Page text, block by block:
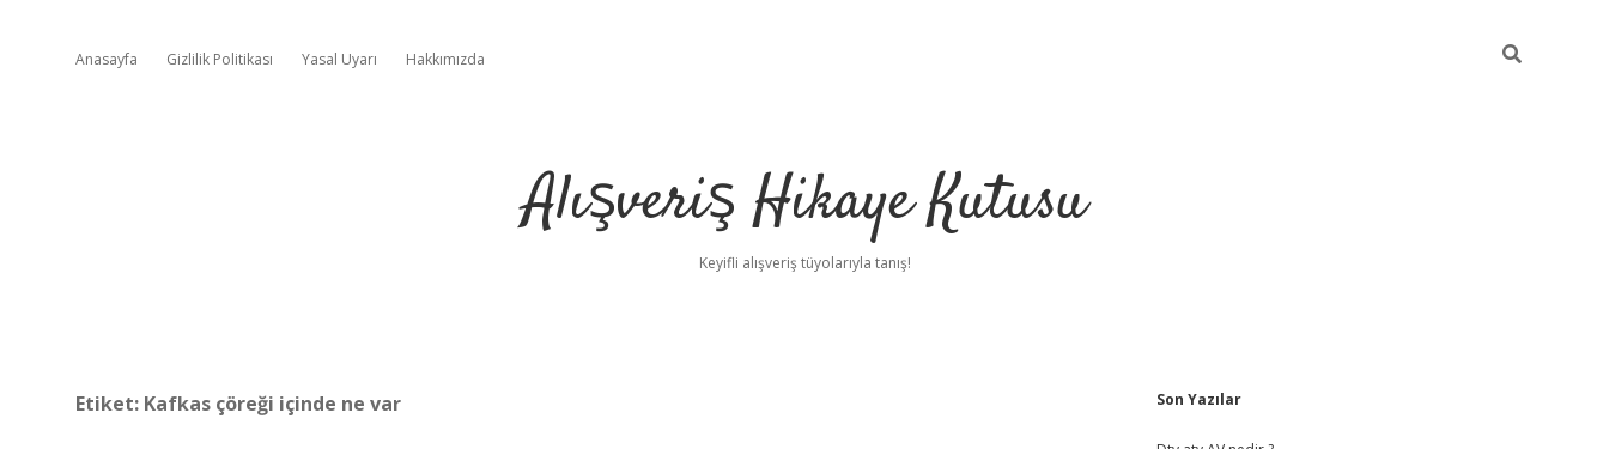
Anasayfa Gizlilik Politikası Yasal Uyarı Hakkımızda
Alışveriş Hikaye Kutusu
Keyifli alışveriş tüyolarıyla tanış!
Etiket: Kafkas çöreği içinde ne var Sidebar
Son Yazılar